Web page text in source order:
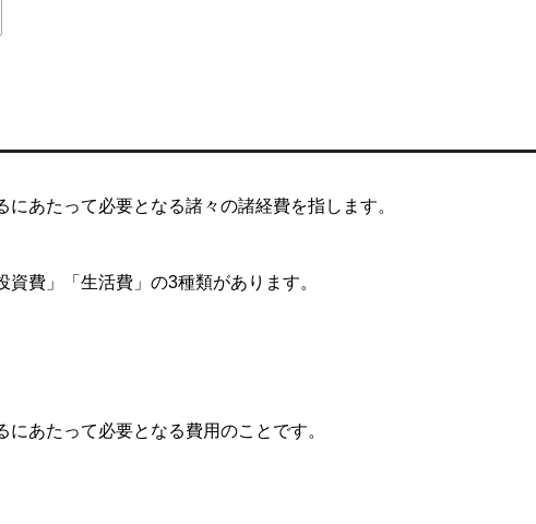
あたって必要となる諸々の諸経費を指します。
費」「生活費」の3種類があります。
あたって必要となる費用のことです。